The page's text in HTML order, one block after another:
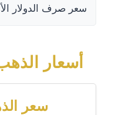
سعر صرف الدولار الأمريكي:
أسعار
سعر